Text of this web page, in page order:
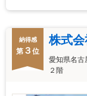
納得感
第 ３ 位
株式
愛知県名
２階